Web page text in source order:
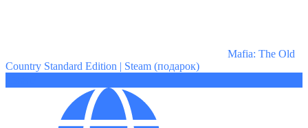
Mafia: The Old
Country Standard Edition | Steam (подарок)